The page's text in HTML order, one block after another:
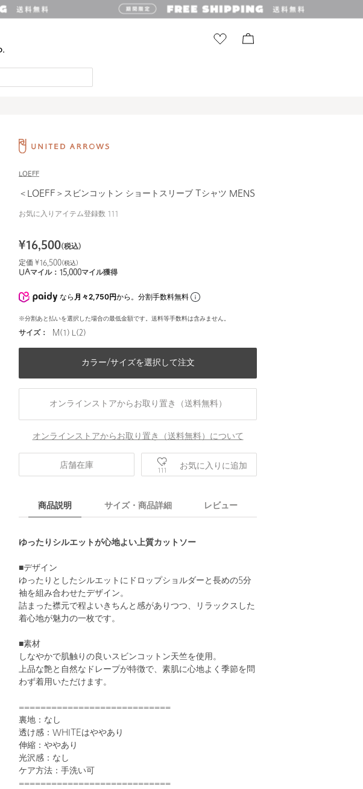
LOEFF
＜LOEFF＞スビンコットン ショートスリーブ Tシャツ MENS
お気に入りアイテム登録数
¥16,500(税込)
定価 ¥ 16,500(税込)
UAマイル： 15,000マイル獲得
なら 月々2,750円から。分割手数料無料
※分割あと払いを選択した場合の最低金額です。送料等手数料は含みません。
サイズ： M(1) L(2)
カラー/サイズを選択して注文
オンラインストアからお取り置き（送料無料）
オンラインストアからお取り置き（送料無料）について
店舗在庫
111 お気に入りに追加
商品説明 サイズ・商品詳細 レビュー
ゆったりシルエットが心地よい上質カットソー
■デザイン
ゆったりとしたシルエットにドロップショルダーと長めの5分
袖を組み合わせたデザイン。
詰まった襟元で程よいきちんと感がありつつ、リラックスした
着心地が魅力の一枚です。
■素材
しなやかで肌触りの良いスビンコットン天竺を使用。
上品な艶と自然なドレープが特徴で、素肌に心地よく季節を問
わず着用いただけます。
============================
裏地：なし
透け感：WHITEはややあり
伸縮：ややあり
光沢感：なし
ケア方法：手洗い可
============================